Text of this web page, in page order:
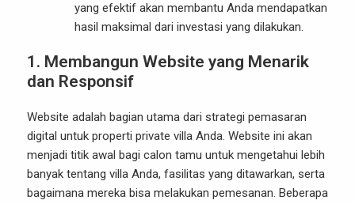
yang efektif akan membantu Anda mendapatkan
hasil maksimal dari investasi yang dilakukan.
1. Membangun Website yang Menarik
dan Responsif
Website adalah bagian utama dari strategi pemasaran
digital untuk properti private villa Anda. Website ini akan
menjadi titik awal bagi calon tamu untuk mengetahui lebih
banyak tentang villa Anda, fasilitas yang ditawarkan, serta
bagaimana mereka bisa melakukan pemesanan. Beberapa